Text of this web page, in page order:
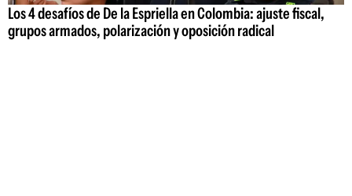
Los 4 desafíos de De la Espriella en Colombia: ajuste fiscal,
grupos armados, polarización y oposición radical